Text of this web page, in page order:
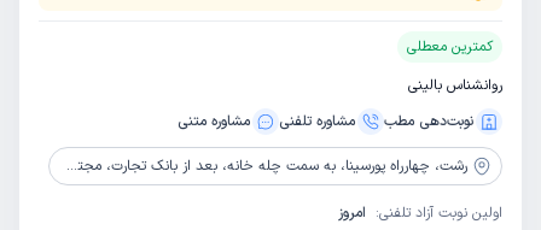
کمترین معطلی
روانشناس بالینی
نوبت‌دهی مطب
مشاوره‌ تلفنی مشاوره‌ متنی
رشت، چهارراه پورسینا، به سمت چله خانه، بعد از بانک تجارت، مجتمع ایرانیان، طبقه 5، واحد 20 و طبقه 7، واحد 26
اولین نوبت آزاد تلفنی: امروز